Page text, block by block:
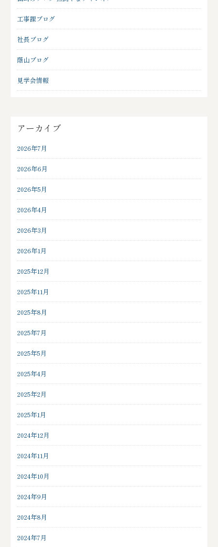
工事課ブログ
社長ブログ
蔭山ブログ
見学会情報
アーカイブ
2026年7月
2026年6月
2026年5月
2026年4月
2026年3月
2026年1月
2025年12月
2025年11月
2025年8月
2025年7月
2025年5月
2025年4月
2025年2月
2025年1月
2024年12月
2024年11月
2024年10月
2024年9月
2024年8月
2024年7月